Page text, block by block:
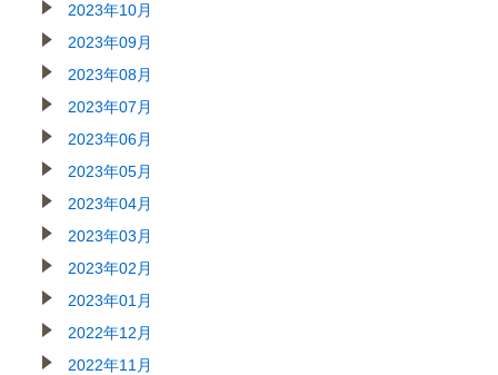
2023年10月
2023年09月
2023年08月
2023年07月
2023年06月
2023年05月
2023年04月
2023年03月
2023年02月
2023年01月
2022年12月
2022年11月